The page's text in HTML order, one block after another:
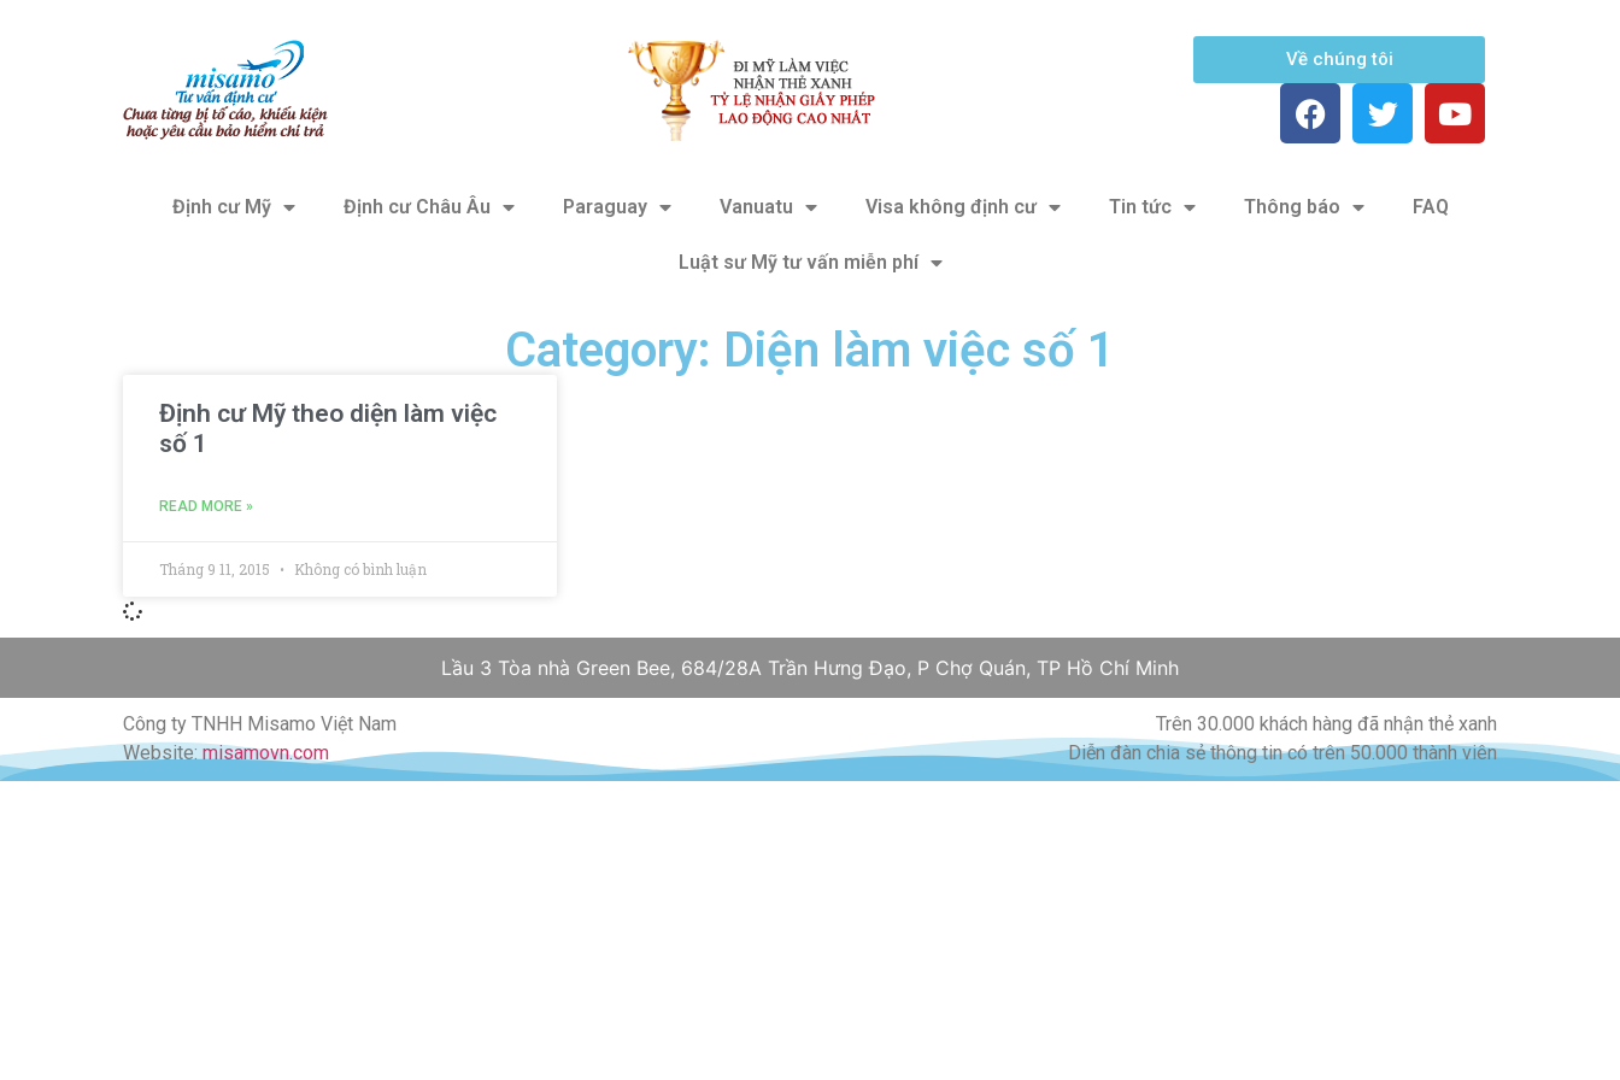
Về chúng tôi
Định cư Mỹ Định cư Châu Âu Paraguay Vanuatu Visa không định cư Tin tức Thông báo FAQ
Luật sư Mỹ tư vấn miễn phí
Category: Diện làm việc số 1
Định cư Mỹ theo diện làm việc
số 1
READ MORE »
Tháng 9 11, 2015 Không có bình luận
Lầu 3 Tòa nhà Green Bee, 684/28A Trần Hưng Đạo, P Chợ Quán, TP Hồ Chí Minh
Công ty TNHH Misamo Việt Nam
Website:misamovn.com
Trên 30.000 khách hàng đã nhận thẻ xanh
Diễn đàn chia sẻ thông tin có trên 50.000 thành viên